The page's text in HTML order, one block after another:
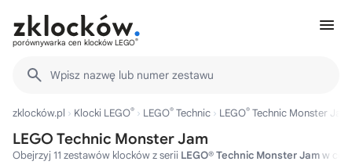
porównywarka cen klocków LEGO®
Wpisz nazwę lub numer zestawu
zklocków.pl Klocki LEGO® LEGO® Technic LEGO® Technic Monster Jam
LEGO Technic Monster Jam
Obejrzyj 11 zestawów klocków z serii LEGO® Technic Monster Jamw